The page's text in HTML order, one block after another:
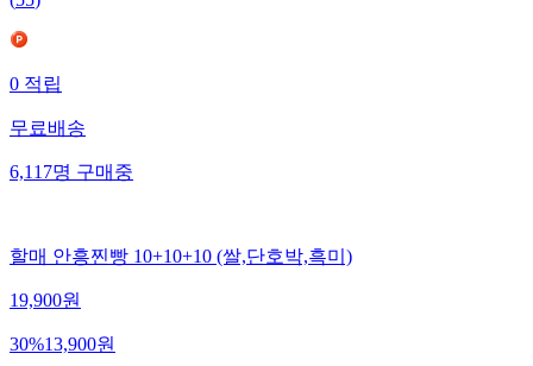
0적립
무료배송
6,117명구매중
할매 안흥찐빵 10+10+10 (쌀,단호박,흑미)
19,900원
30%13,900원